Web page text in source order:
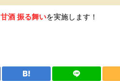
甘酒 振る舞いを実施します！